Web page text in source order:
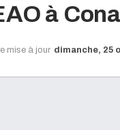
à
mise à jour dimanche, 25